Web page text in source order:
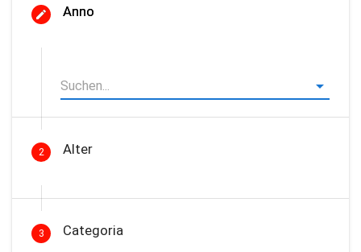
Anno
2 Alter
3 Categoria